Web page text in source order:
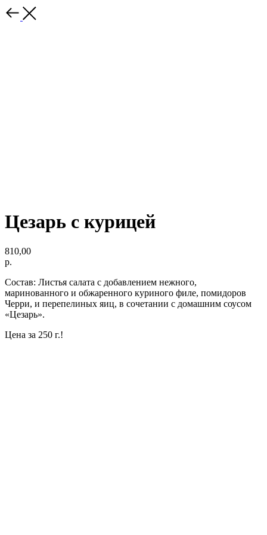
Цезарь с курицей
810,00
р.
Состав: Листья салата с добавлением нежного,
маринованного и обжаренного куриного филе, помидоров
Черри, и перепелиных яиц, в сочетании с домашним соусом
«Цезарь».
Цена за 250 г.!